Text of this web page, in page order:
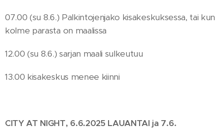
07.00 (su 8.6.) Palkintojenjako kisakeskuksessa, tai kun
kolme parasta on maalissa
12.00 (su 8.6.) sarjan maali sulkeutuu
13.00 kisakeskus menee kiinni
CITY AT NIGHT, 6.6.2025 LAUANTAI ja 7.6.